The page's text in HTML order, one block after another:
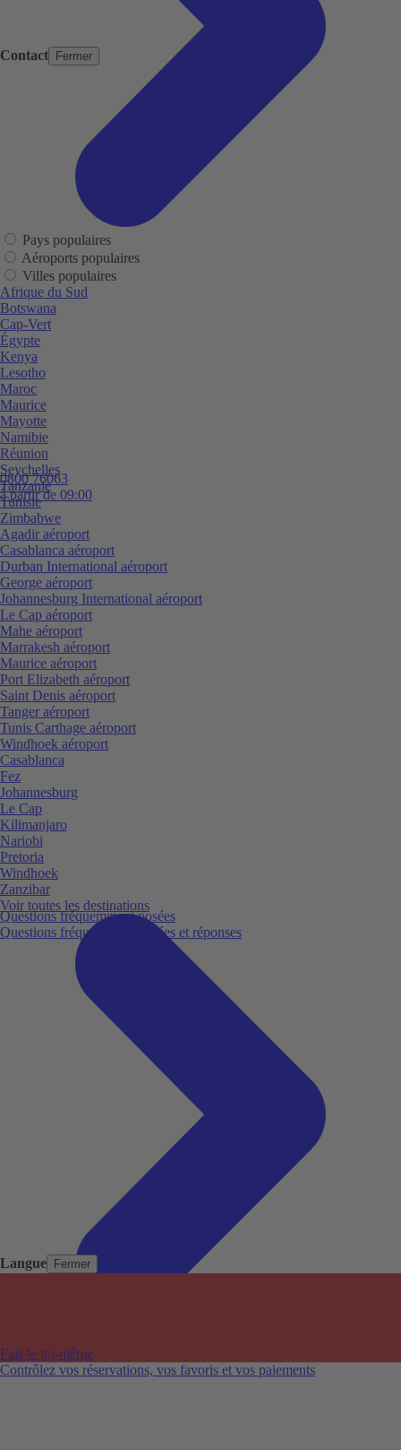
Langue Fermer
Contact Fermer
0800 76063
à partir de 09:00
Questions fréquemment posées
Questions fréquemment posées et réponses
Fais le toi-même
Contrôlez vos réservations, vos favoris et vos paiements
Pays populaires
Aéroports populaires
Villes populaires
Afrique du Sud
Botswana
Cap-Vert
Égypte
Kenya
Lesotho
Maroc
Maurice
Mayotte
Namibie
Réunion
Seychelles
Tanzanie
Tunisie
Zimbabwe
Agadir aéroport
Casablanca aéroport
Durban International aéroport
George aéroport
Johannesburg International aéroport
Le Cap aéroport
Mahe aéroport
Marrakesh aéroport
Maurice aéroport
Port Elizabeth aéroport
Saint Denis aéroport
Tanger aéroport
Tunis Carthage aéroport
Windhoek aéroport
Casablanca
Fez
Johannesburg
Le Cap
Kilimanjaro
Nariobi
Pretoria
Windhoek
Zanzibar
Voir toutes les destinations
Aéroports populaires
Villes populaires
Australie